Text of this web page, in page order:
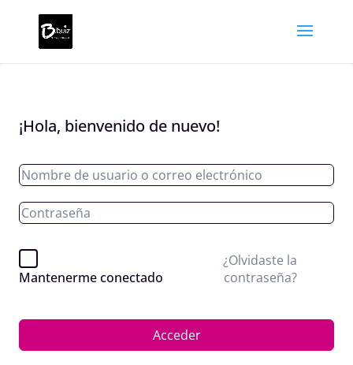
¡Hola, bienvenido de nuevo!
Mantenerme conectado
¿Olvidaste la
contraseña?
Acceder